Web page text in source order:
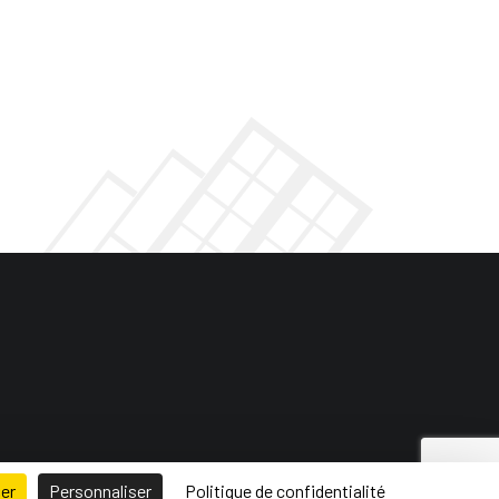
de site Personnaliser Politique de confidentialité